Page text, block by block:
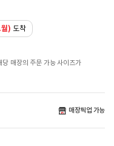
) 도착
매장의 주문 가능 사이즈가
매장픽업 가능